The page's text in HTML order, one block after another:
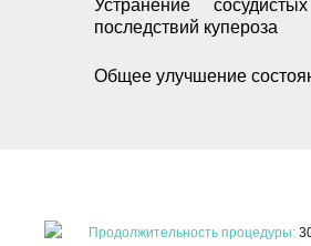
Устранение
последствий купероза
Общее улучшение
Продолжительность процедуры: